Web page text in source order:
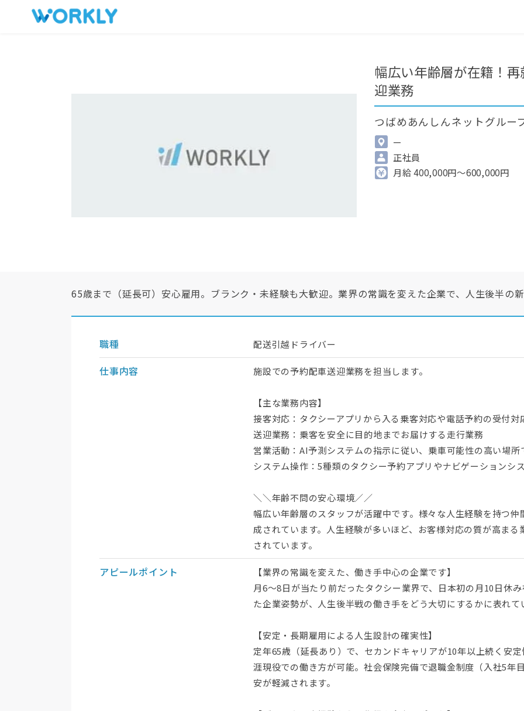
幅広い年齢層が在籍！
迎業務
つばめあんしんネットグルー
—
正社員
月給 400,000円～600,000円
65歳まで（延長可）安心雇用。ブランク・未経験も大歓迎。業界の常識を変えた企業で、人生後半の
職種 配送引越ドライバー
仕事内容 施設での予約配車送迎業務を担当します。
【主な業務内容】
接客対応：タクシーアプリから入る乗客対応や電話予約の受付対
送迎業務：乗客を安全に目的地までお届けする走行業務
営業活動：AI予測システムの指示に従い、乗車可能性の高い場所
システム操作：5種類のタクシー予約アプリやナビゲーションシ
＼＼年齢不問の安心環境／／
幅広い年齢層のスタッフが活躍中です。様々な人生経験を持つ
成されています。人生経験が多いほど、お客様対応の質が高ま
されています。
アピールポイント
【業界の常識を変えた、働き手中心の企業です】
月6～8日が当たり前だったタクシー業界で、日本初の月10日休
た企業姿勢が、人生後半戦の働き手をどう大切にするかに表れて
【安定・長期雇用による人生設計の確実性】
定年65歳（延長あり）で、セカンドキャリアが10年以上続く安
涯現役での働き方が可能。社会保険完備で退職金制度（入社5年
安が軽減されます。